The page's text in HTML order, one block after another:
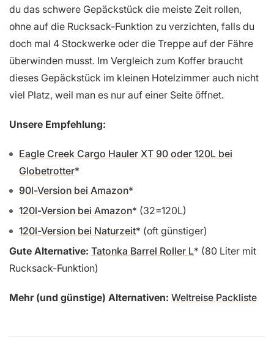
du das schwere Gepäckstück die meiste Zeit rollen,
ohne auf die Rucksack-Funktion zu verzichten, falls du
doch mal 4 Stockwerke oder die Treppe auf der Fähre
überwinden musst. Im Vergleich zum Koffer braucht
dieses Gepäckstück im kleinen Hotelzimmer auch nicht
viel Platz, weil man es nur auf einer Seite öffnet.
Unsere Empfehlung:
Eagle Creek Cargo Hauler XT 90 oder 120L bei
Globetrotter
90l-Version bei Amazon
120l-Version bei Amazon
(32=120L)
120l-Version bei Naturzeit
(oft günstiger)
Gute Alternative: Tatonka Barrel Roller L
(80 Liter mit
Rucksack-Funktion)
Mehr (und günstige) Alternativen: Weltreise Packliste